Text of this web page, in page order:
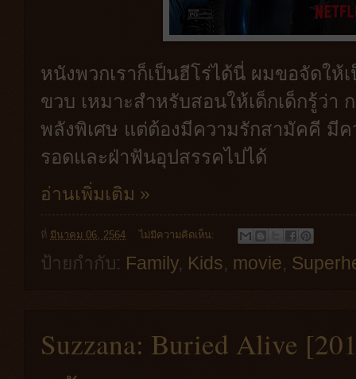
หนังพวกเราก็เป็นฮีโร่ได้นี่ ผมขอจัดใ
ขวบ เหมาะสำหรับสอนให้เด็กเด็กรู้ว่า
พลังพิเศษ แต่ต้องมีความรักสามัคคี มีค
รอดและฝ่าฟันอุปสรรคไปได้
อ่านเพิ่มเติม »
ที่ มีนาคม 06, 2564 ไม่มีความคิดเห็น:
ป้ายกำกับ: Family, Kids, movie,
Suzzana: Buried Alive